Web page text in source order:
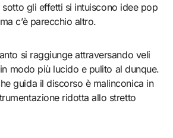
gli effetti si intuiscono idee pop
c’è parecchio altro.
si raggiunge attraversando veli
modo più lucido e pulito al dunque.
guida il discorso è malinconica in
ridotta allo stretto